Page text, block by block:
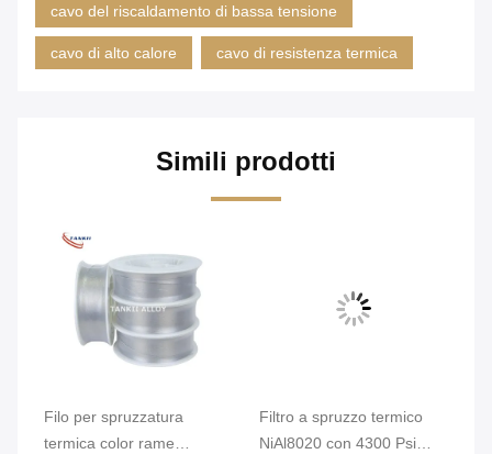
cavo del riscaldamento di bassa tensione
cavo di alto calore cavo di resistenza termica
Simili prodotti
Filo per spruzzatura
termica color rame
Filtro a spruzzo termico
NiAl8020 con 4300 Psi